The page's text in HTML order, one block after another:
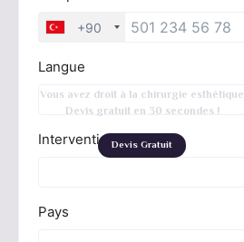
Vous avez droit à la chirurgie esthétique
Devis gratuit en 30 secondes !
Devis Gratuit